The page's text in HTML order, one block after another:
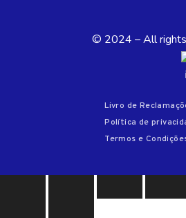
© 2024 – All
Livro de
Política de
Termos e